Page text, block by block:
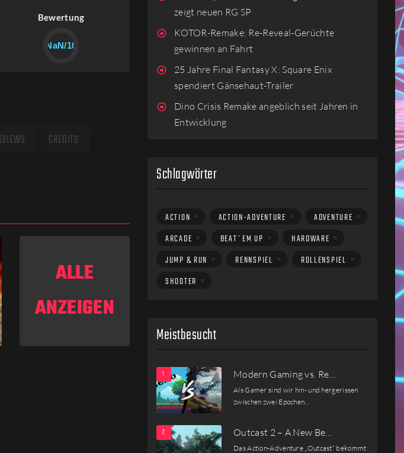
Bewertung
NaN/10
CREDITS
ALLE
ANZEIGEN
zeigt neuen RG SP
KOTOR-Remake: Re-Reveal-Gerüchte
gewinnen an Fahrt
25 Jahre Final Fantasy X: Square Enix
spendiert Gänsehaut-Trailer
Dino Crisis Remake angeblich seit Jahren in
Entwicklung
Schlagwörter
ACTION ACTION-ADVENTURE
ADVENTURE
ARCADE
BEAT´EM UP
HARDWARE
JUMP & RUN
RENNSPIEL
ROLLENSPIEL
SHOOTER
Meistbesucht
Modern Gaming vs. Re…
Als Gamer sind wir hin- und hergerissen
zwischen zwei Epochen…
Outcast 2 – A New Be…
Das Action-Adventure „Outcast“ bekommt